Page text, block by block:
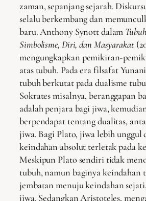
zaman, sepanjang sejarah.
selalu berkembang dan
baru. Anthony Synott dalam
Simbolisme, Diri, dan Masyarakat
mengungkapkan pemikiran-
atas tubuh. Pada era filsafat
tubuh berkutat pada dualisme
Sokrates misalnya, beranggapan
adalah penjara bagi jiwa,
berpendapat tentang dualitas,
jiwa. Bagi Plato, jiwa lebih unggul
keindahan absolut terletak pada
Meskipun Plato sendiri tidak
tubuh, namun baginya keindahan
jembatan menuju keindahan
jiwa. Sedangkan Aristoteles,